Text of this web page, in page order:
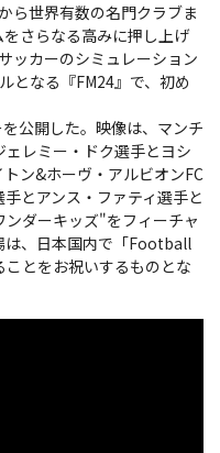
ら世界有数の名門クラブま
さらなる高みに押し上げ
ッカーのシミュレーション
となる『FM24』で、初め
公開した。映像は、マンチ
ェレミー・ドク選手とヨシ
ン&ホーヴ・アルビオンFC
とアンス・ファティ選手と
ダーキッズ"をフィーチャ
は、日本国内で「Football
とをお祝いするものとな